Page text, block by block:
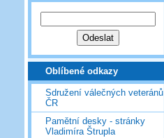
Oblíbené odkazy
Sdružení válečných veteránů
ČR
Pamětní desky - stránky
Vladimíra Štrupla